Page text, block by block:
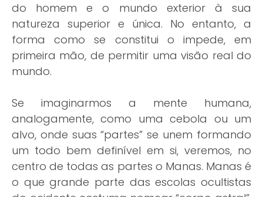
do homem e o mundo exterior à sua
natureza superior e única. No entanto, a
forma como se constitui o impede, em
primeira mão, de permitir uma visão real do
mundo.
Se imaginarmos a mente humana,
analogamente, como uma cebola ou um
alvo, onde suas “partes” se unem formando
um todo bem definível em si, veremos, no
centro de todas as partes o Manas. Manas é
o que grande parte das escolas ocultistas